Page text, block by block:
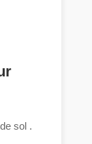
sol .